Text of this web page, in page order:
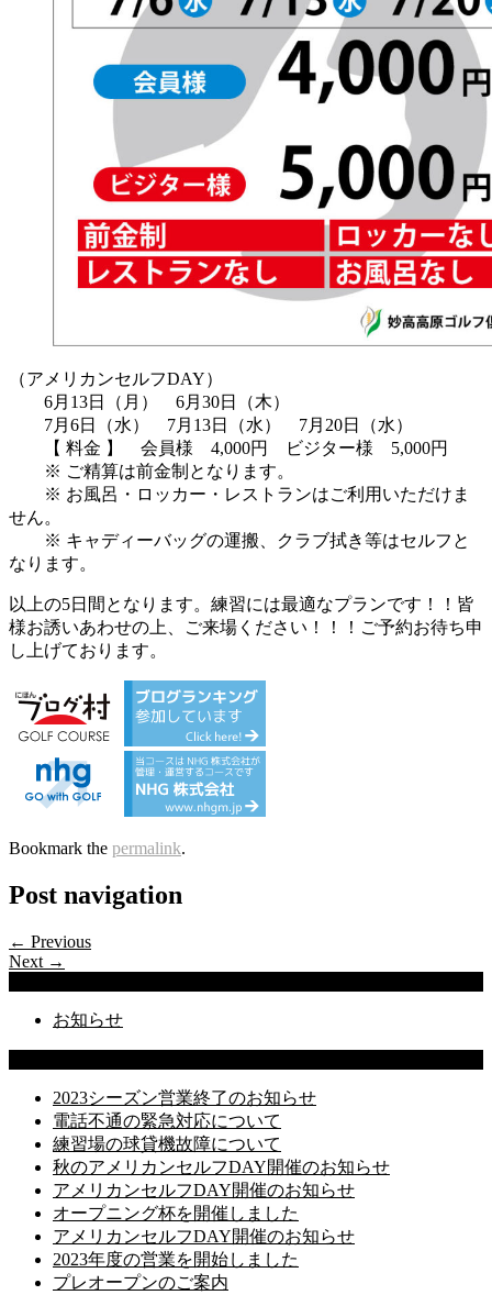
（アメリカンセルフDAY）
6月13日（月） 6月30日（木）
7月6日（水） 7月13日（水） 7月20日（水）
【 料金 】 会員様 4,000円 ビジター様 5,000円
※ ご精算は前金制となります。
※ お風呂・ロッカー・レストランはご利用いただけま
せん。
※ キャディーバッグの運搬、クラブ拭き等はセルフと
なります。
以上の5日間となります。練習には最適なプランです！！皆
様お誘いあわせの上、ご来場ください！！！ご予約お待ち申
し上げております。
Bookmark the permalink.
Post navigation
← Previous
Next →
お知らせ
2023シーズン営業終了のお知らせ
電話不通の緊急対応について
練習場の球貸機故障について
秋のアメリカンセルフDAY開催のお知らせ
アメリカンセルフDAY開催のお知らせ
オープニング杯を開催しました
アメリカンセルフDAY開催のお知らせ
2023年度の営業を開始しました
プレオープンのご案内